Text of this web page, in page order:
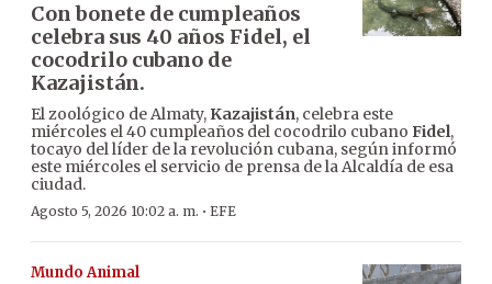
Con bonete de cumpleaños
celebra sus 40 años Fidel, el
cocodrilo cubano de
Kazajistán.
El zoológico de Almaty, Kazajistán, celebra este
miércoles el 40 cumpleaños del cocodrilo cubano Fidel,
tocayo del líder de la revolución cubana, según informó
este miércoles el servicio de prensa de la Alcaldía de esa
ciudad.
Agosto 5, 2026 10:02 a. m. · EFE
Mundo Animal